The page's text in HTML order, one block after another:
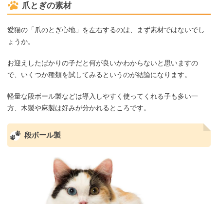
爪とぎの素材
愛猫の「爪のとぎ心地」を左右するのは、まず素材ではないでし
ょうか。
お迎えしたばかりの子だと何が良いかわからないと思いますの
で、いくつか種類を試してみるというのが結論になります。
軽量な段ボール製などは導入しやすく使ってくれる子も多い一
方、木製や麻製は好みが分かれるところです。
段ボール製